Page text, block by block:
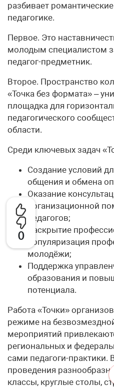
0
разбивает
педагогике.
Первое. Это
молодым специалистом
педагог-предметник.
Второе. Пространство
«Точка без формата» –
площадка для
педагогического
области.
Среди ключевых задач
Создание условий
общения и обмена
Оказание
организационной
педагогов;
Раскрытие
популяризация
молодёжи;
Поддержка
образования и
потенциала.
Работа «Точки»
режиме на
мероприятий
региональных и
сами педагоги-
проведения
классы, круглые столы,